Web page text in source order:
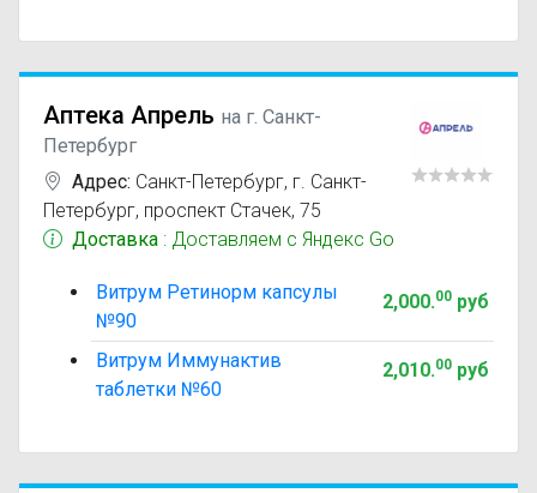
Аптека Апрель на г. Санкт-
Петербург
Адрес: Санкт-Петербург, г. Санкт-
Петербург, проспект Стачек, 75
Доставка : Доставляем с Яндекс Go
Витрум Ретинорм капсулы
№90
2,000.00руб
Витрум Иммунактив
таблетки №60
2,010.00руб